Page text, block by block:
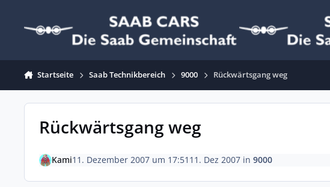
Startseite Saab Technikbereich 9000 Rückwärtsgang weg
Rückwärtsgang weg
Kami11. Dezember 2007 um 17:51 11. Dez 2007in 9000